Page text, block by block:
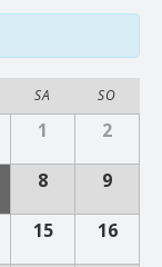
SA SO
1 2
8 9
15 16